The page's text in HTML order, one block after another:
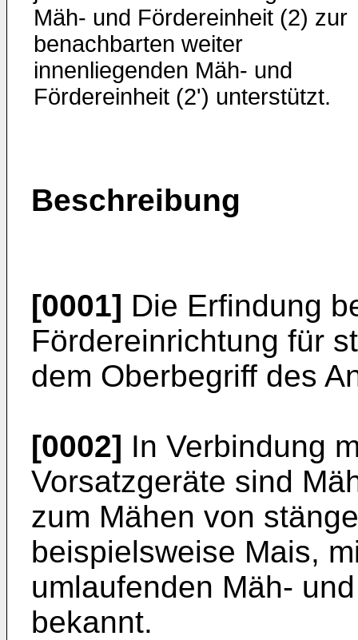
Mäh- und Fördereinheit (2) zur
benachbarten weiter
innenliegenden Mäh- und
Fördereinheit (2') unterstützt.
Beschreibung
[0001] Die Erfindung
Fördereinrichtung für
dem Oberbegriff des
[0002] In Verbindung
Vorsatzgeräte sind
zum Mähen von
beispielsweise Mais,
umlaufenden Mäh-
bekannt.